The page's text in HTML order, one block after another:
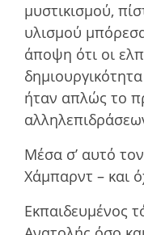
µυστικισµού,
υλισµού
άποψη ότι οι
ήταν απλώς το
Μέσα σ’ αυτό
Χάµπαρντ – και
Εκπαιδευµένος